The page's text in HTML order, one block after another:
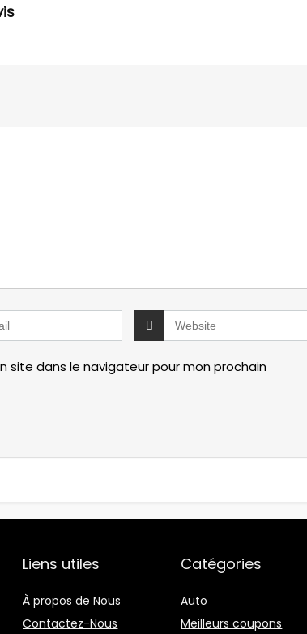
site dans le navigateur pour mon prochain
Liens utiles
À propos de Nous
Contactez-Nous
Catégories
Auto
Meilleurs coupons